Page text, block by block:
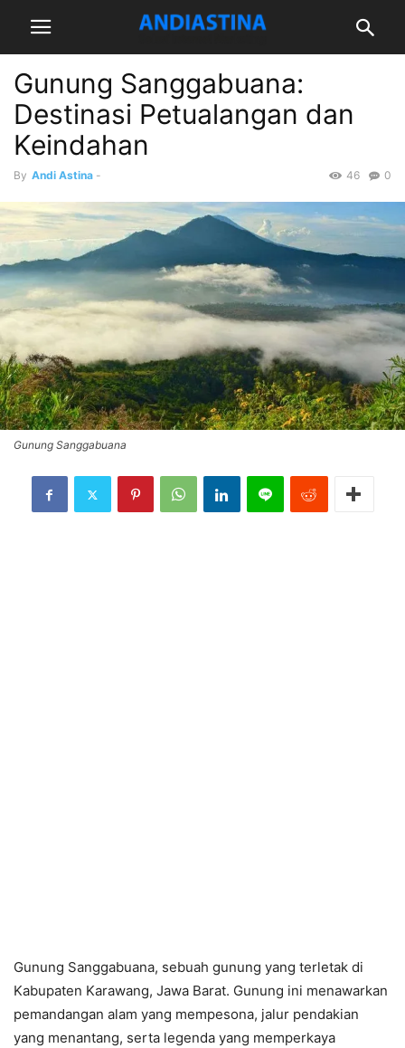
Gunung Sanggabuana:
Destinasi Petualangan dan
Keindahan
By Andi Astina - 0
46
Gunung Sanggabuana
Gunung Sanggabuana, sebuah gunung yang terletak di
Kabupaten Karawang, Jawa Barat. Gunung ini menawarkan
pemandangan alam yang mempesona, jalur pendakian
yang menantang, serta legenda yang memperkaya